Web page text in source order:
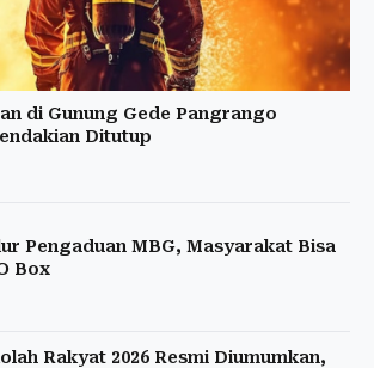
di Gunung Gede Pangrango
Ditutup
Pengaduan MBG, Masyarakat Bisa
Box
Rakyat 2026 Resmi Diumumkan,